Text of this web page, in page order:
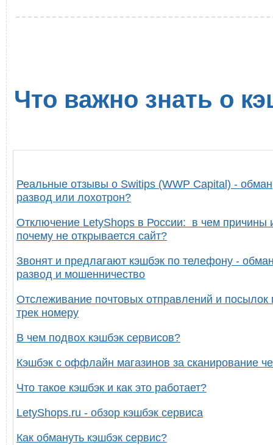
Что важно знать о
Реальные отзывы о Switips (WWP Capital) -
развод или лохотрон?
Отключение LetyShops в России: в чем причины
почему не открывается сайт?
Звонят и предлагают кэшбэк по телефону -
развод и мошенничество
Отслеживание почтовых отправлений и посылок
трек номеру
В чем подвох кэшбэк сервисов?
Кэшбэк с оффлайн магазинов за сканирование
Что такое кэшбэк и как это работает?
LetyShops.ru - обзор кэшбэк сервиса
Как обмануть кэшбэк сервис?